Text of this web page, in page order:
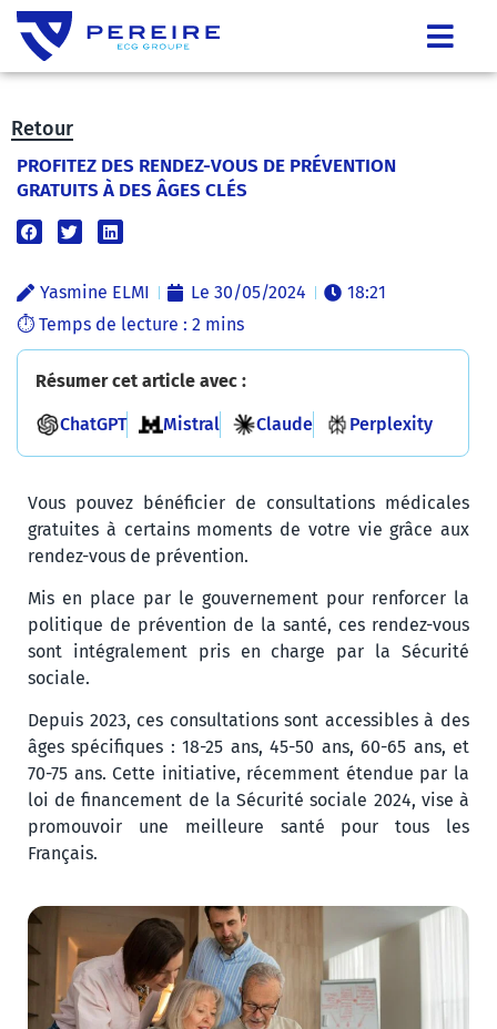
Retour
PROFITEZ DES RENDEZ-VOUS DE PRÉVENTION
GRATUITS À DES ÂGES CLÉS
Yasmine ELMI Le 30/05/2024 18:21
Résumer cet article avec :
ChatGPT Mistral Claude Perplexity
Vous pouvez bénéficier de consultations médicales
gratuites à certains moments de votre vie grâce aux
rendez-vous de prévention.
Mis en place par le gouvernement pour renforcer la
politique de prévention de la santé, ces rendez-vous
sont intégralement pris en charge par la Sécurité
sociale.
Depuis 2023, ces consultations sont accessibles à des
âges spécifiques : 18-25 ans, 45-50 ans, 60-65 ans, et
70-75 ans. Cette initiative, récemment étendue par la
loi de financement de la Sécurité sociale 2024, vise à
promouvoir une meilleure santé pour tous les
Français.